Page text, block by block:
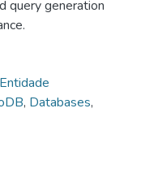
query generation
Entidade
, Databases,